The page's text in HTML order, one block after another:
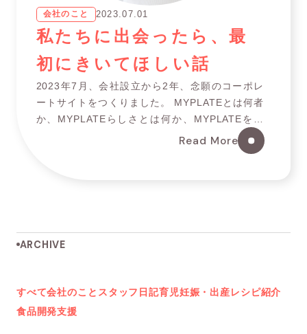
会社のこと 2023.07.01
私たちに出会ったら、最
初にきいてほしい話
2023年7月、会社設立から2年、念願のコーポレ
ートサイトをつくりました。 MYPLATEとは何者
か、MYPLATEらしさとは何か、MYPLATEを通
じて私たちが成し遂げたいことは何か。 この記事
Read More
ARCHIVE
すべて会社のこと スタッフ日記育児妊娠・出産レシピ紹介
食品開発支援